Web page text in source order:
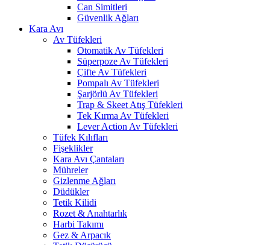
Can Simitleri
Güvenlik Ağları
Kara Avı
Av Tüfekleri
Otomatik Av Tüfekleri
Süperpoze Av Tüfekleri
Çifte Av Tüfekleri
Pompalı Av Tüfekleri
Şarjörlü Av Tüfekleri
Trap & Skeet Atış Tüfekleri
Tek Kırma Av Tüfekleri
Lever Action Av Tüfekleri
Tüfek Kılıfları
Fişeklikler
Kara Avı Çantaları
Mühreler
Gizlenme Ağları
Düdükler
Tetik Kilidi
Rozet & Anahtarlık
Harbi Takımı
Gez & Arpacık